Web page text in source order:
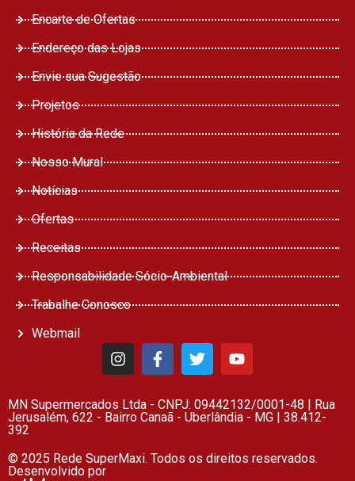
Encarte de Ofertas
Endereço das Lojas
Envie sua Sugestão
Projetos
História da Rede
Nosso Mural
Notícias
Ofertas
Receitas
Responsabilidade Sócio-Ambiental
Trabalhe Conosco
Webmail
MN Supermercados Ltda - CNPJ: 09442132/0001-48 | Rua
Jerusalém, 622 - Bairro Canaã - Uberlândia - MG | 38.412-
392
© 2025 Rede SuperMaxi. Todos os direitos reservados.
Desenvolvido por